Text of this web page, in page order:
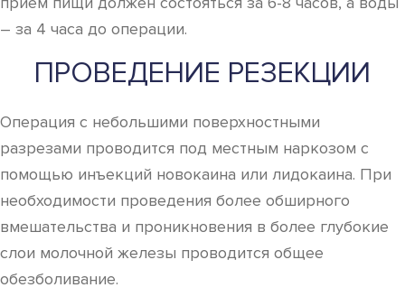
– за 4 часа до операции.
ПРОВЕДЕНИЕ РЕЗЕКЦИИ
Операция с небольшими поверхностными
разрезами проводится под местным наркозом с
помощью инъекций новокаина или лидокаина. При
необходимости проведения более обширного
вмешательства и проникновения в более глубокие
слои молочной железы проводится общее
обезболивание.